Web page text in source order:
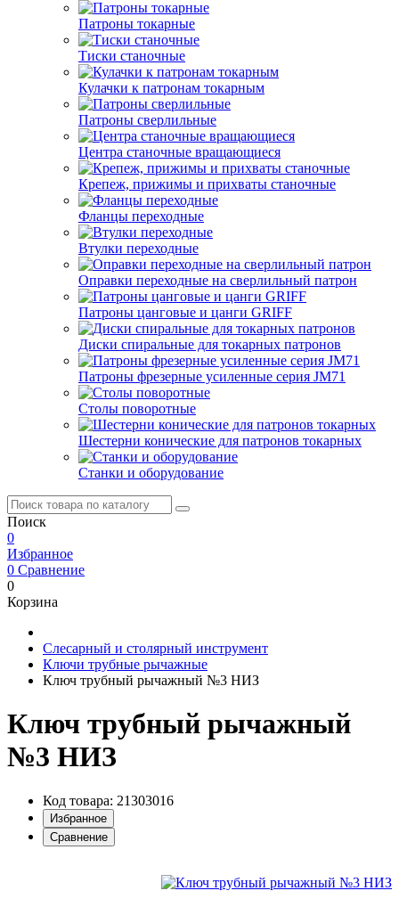
Патроны токарные
Тиски станочные
Кулачки к патронам токарным
Патроны сверлильные
Центра станочные вращающиеся
Крепеж, прижимы и прихваты станочные
Фланцы переходные
Втулки переходные
Оправки переходные на сверлильный патрон
Патроны цанговые и цанги GRIFF
Диски спиральные для токарных патронов
Патроны фрезерные усиленные серия JM71
Столы поворотные
Шестерни конические для патронов токарных
Станки и оборудование
Поиск
0
Избранное
0 Сравнение
0
Корзина
Слесарный и столярный инструмент
Ключи трубные рычажные
Ключ трубный рычажный №3 НИЗ
Ключ трубный рычажный
№3 НИЗ
Код товара: 21303016
Избранное
Сравнение